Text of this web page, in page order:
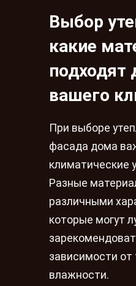
Выбор
какие
подходят
вашего
При выборе
фасада дома
климатические
Разные
различными
которые могут
зависимости
влажности.